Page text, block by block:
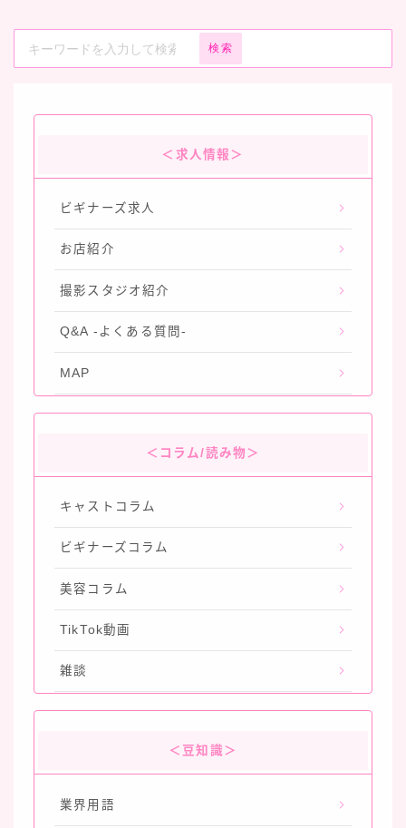
検索
＜求人情報＞
ビギナーズ求人
お店紹介
撮影スタジオ紹介
Q&A -よくある質問-
MAP
＜コラム/読み物＞
キャストコラム
ビギナーズコラム
美容コラム
TikTok動画
雑談
＜豆知識＞
業界用語